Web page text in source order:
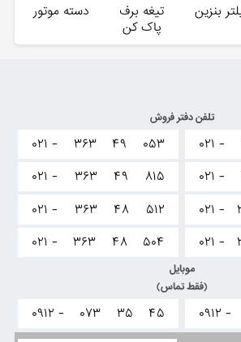
بنزین
تیغه برف
پاک کن
دسته موتور
تلفن دفتر فروش
۰۲۱ -
۰۲۱ -
۰۲۱ -
۰۲۱ -
۰۲۱ - ۳۶۳ ۴۹
۰۵۳
۰۲۱ -
۳۶۳ ۴۹
۸۱۵
۰۲۱ -
۳۶۳ ۴۸
۵۱۲
۰۲۱ -
۳۶۳ ۴۸ ۵۰۴
موبایل
(فقط تماس)
۰۹۱۲ - ۰۹۱۲ - ۰۷۳ ۳۵ ۴۵